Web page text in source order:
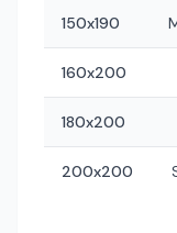
150x190
160x200
180x200
200x200